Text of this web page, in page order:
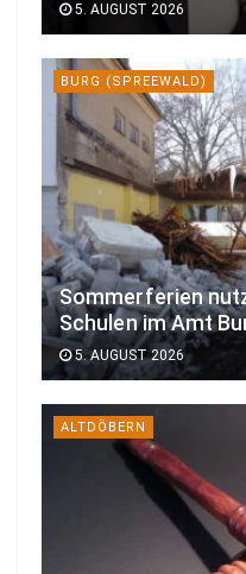
5. AUGUST 2026
BURG (SPREEWALD)
Sommerferien
Schulen im Amt
5. AUGUST 2026
ALTDÖBERN